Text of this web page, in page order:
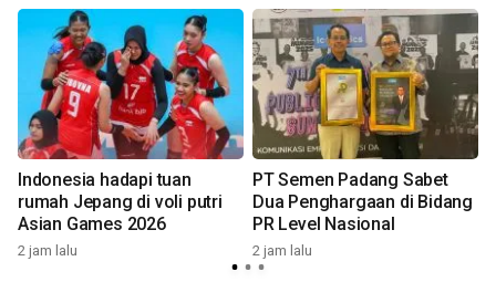
Indonesia hadapi tuan
rumah Jepang di voli putri
Asian Games 2026
2 jam lalu
PT Semen Padang Sabet
Dua Penghargaan di Bidang
PR Level Nasional
2 jam lalu